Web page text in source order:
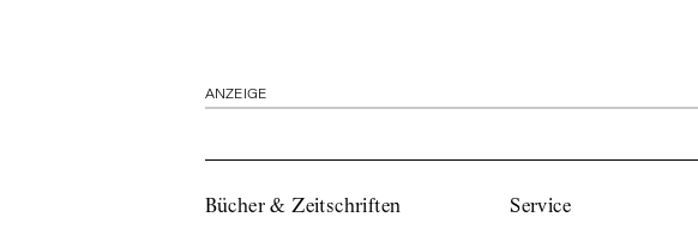
ANZEIGE
Bücher & Zeitschriften Service